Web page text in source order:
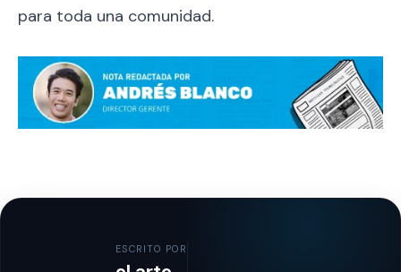
para toda una comunidad.
ESCRITO POR